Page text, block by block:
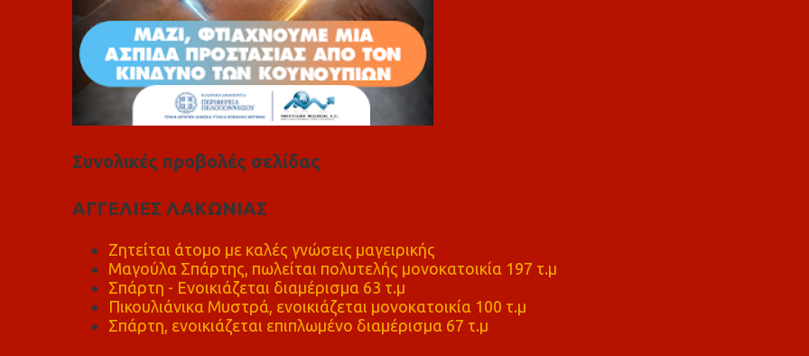
Συνολικές προβολές σελίδας
ΑΓΓΕΛΙΕΣ ΛΑΚΩΝΙΑΣ
Ζητείται άτομο με καλές γνώσεις μαγειρικής
Μαγούλα Σπάρτης, πωλείται πολυτελής μονοκατοικία 197 τ.μ
Σπάρτη - Ενοικιάζεται διαμέρισμα 63 τ.μ
Πικουλιάνικα Μυστρά, ενοικιάζεται μονοκατοικία 100 τ.μ
Σπάρτη, ενοικιάζεται επιπλωμένο διαμέρισμα 67 τ.μ